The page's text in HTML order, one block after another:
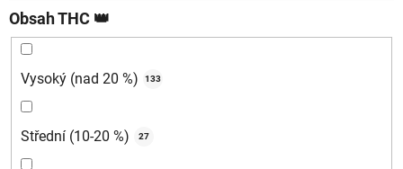
Obsah THC 👑
Vysoký (nad 20 %) 133
Střední (10-20 %) 27